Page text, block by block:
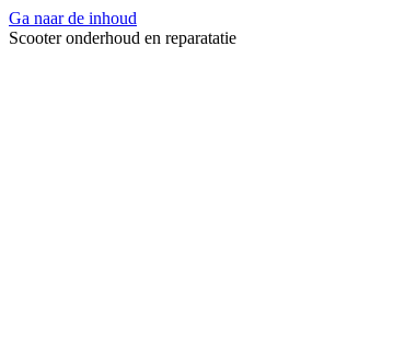
Ga naar de inhoud
Scooter onderhoud en reparatatie